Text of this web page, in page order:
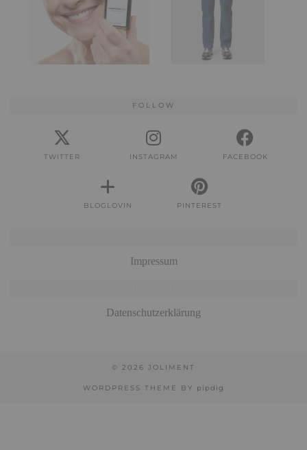
FOLLOW
TWITTER INSTAGRAM FACEBOOK
BLOGLOVIN PINTEREST
Impressum
Datenschutzerklärung
© 2026 JOLIMENT
WORDPRESS THEME BY pipdig